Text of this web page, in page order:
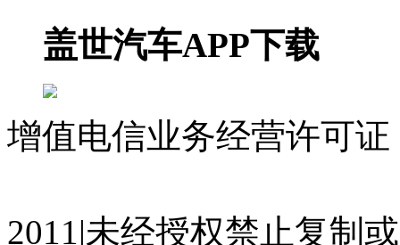
盖世汽车APP下载
增值电信业务经营许可
2011|未经授权禁止复制